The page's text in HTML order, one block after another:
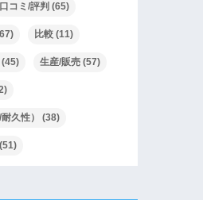
口コミ/評判 (65)
比較 (11)
(45) 生産/販売 (57)
久性） (38)
(51)